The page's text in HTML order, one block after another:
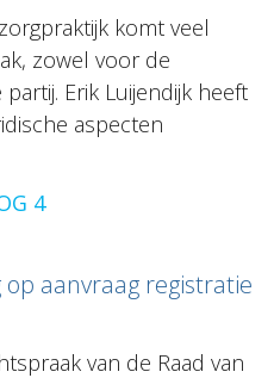
komt veel
zowel voor de
Erik Luijendijk heeft
aspecten
4
aanvraag registratie
van de Raad van